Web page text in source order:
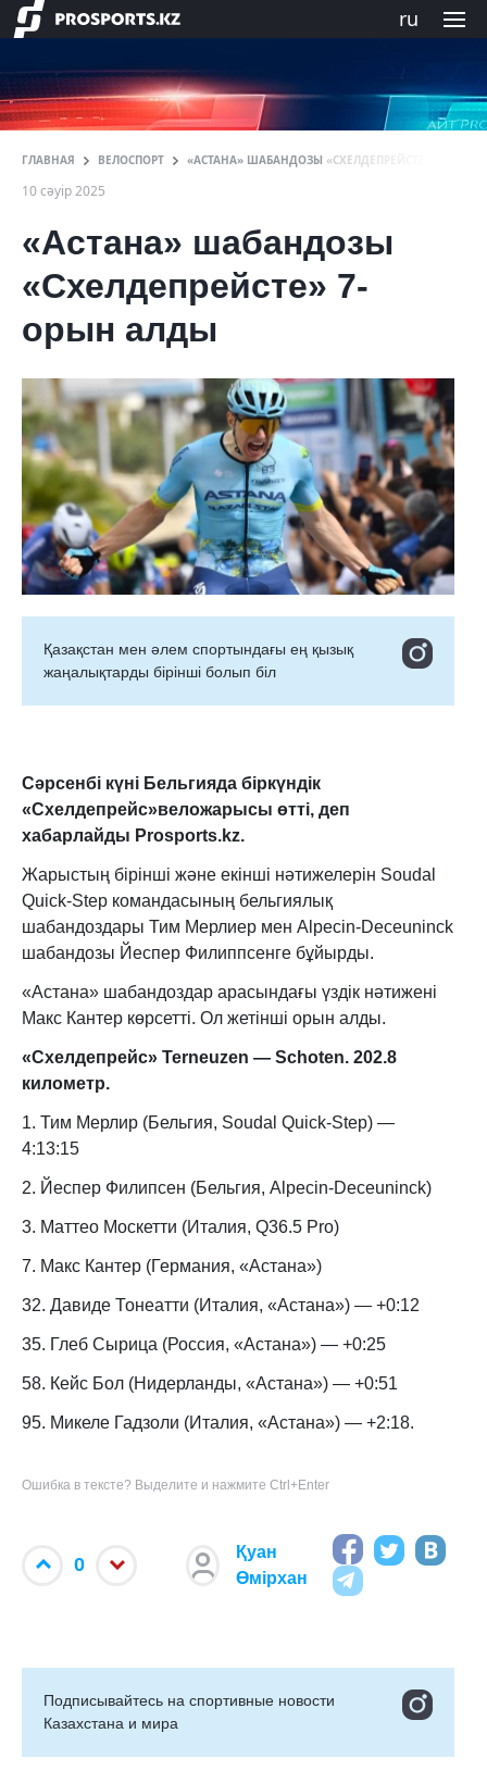
ru
ГЛАВНАЯ ВЕЛОСПОРТ «АСТАНА» ШАБАНДОЗЫ «СХЕЛДЕПРЕЙСТЕ» 7-ОРЫН
10 сәуір 2025
«Астана» шабандозы
«Схелдепрейсте» 7-
орын алды
Қазақстан мен әлем спортындағы ең қызық
жаңалықтарды бірінші болып біл
Сәрсенбі күні Бельгияда біркүндік
«Схелдепрейс»веложарысы өтті, деп
хабарлайды Prosports.kz.
Жарыстың бірінші және екінші нәтижелерін Soudal
Quick-Step командасының бельгиялық
шабандоздары Тим Мерлиер мен Alpecin-Deceuninck
шабандозы Йеспер Филиппсенге бұйырды.
«Астана» шабандоздар арасындағы үздік нәтижені
Макс Кантер көрсетті. Ол жетінші орын алды.
«Схелдепрейс» Terneuzen — Schoten. 202.8
километр.
1. Тим Мерлир (Бельгия, Soudal Quick-Step) —
4:13:15
2. Йеспер Филипсен (Бельгия, Alpecin-Deceuninck)
3. Маттео Москетти (Италия, Q36.5 Pro)
7. Макс Кантер (Германия, «Астана»)
32. Давиде Тонеатти (Италия, «Астана») — +0:12
35. Глеб Сырица (Россия, «Астана») — +0:25
58. Кейс Бол (Нидерланды, «Астана») — +0:51
95. Микеле Гадзоли (Италия, «Астана») — +2:18.
Ошибка в тексте? Выделите и нажмите Ctrl+Enter
0
Қуан
Өмірхан
Подписывайтесь на cпортивные новости
Казахстана и мира